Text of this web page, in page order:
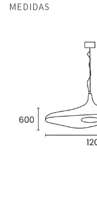
MEDIDAS